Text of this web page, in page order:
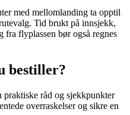
med mellomlanding ta opptil
Tid brukt på innsjekk,
flyplassen bør også regnes
bestiller?
praktiske råd og sjekkpunkter
overraskelser og sikre en